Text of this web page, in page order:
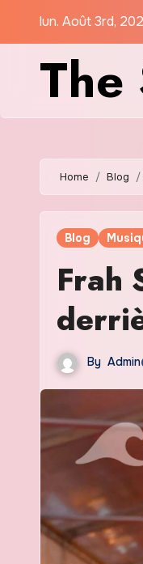
lun. Août 3rd,
The
Home Blog
Blog
Frah
By Admin